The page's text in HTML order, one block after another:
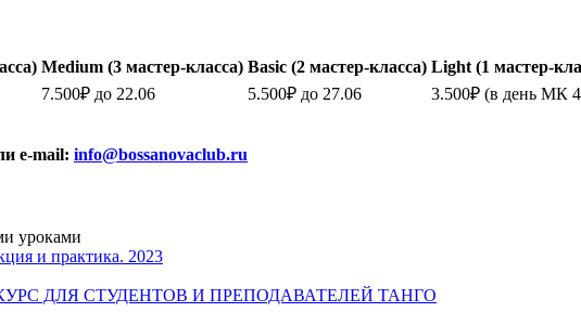
Medium (3 мастер-класса) Basic (2 мастер-класса) Light (1 мастер-
7.500₽ до 22.06 5.500₽ до 27.06 3.500₽ (в день МК
e-mail: info@bossanovaclub.ru
уроками
и практика. 2023
- КУРС ДЛЯ СТУДЕНТОВ И ПРЕПОДАВАТЕЛЕЙ ТАНГО